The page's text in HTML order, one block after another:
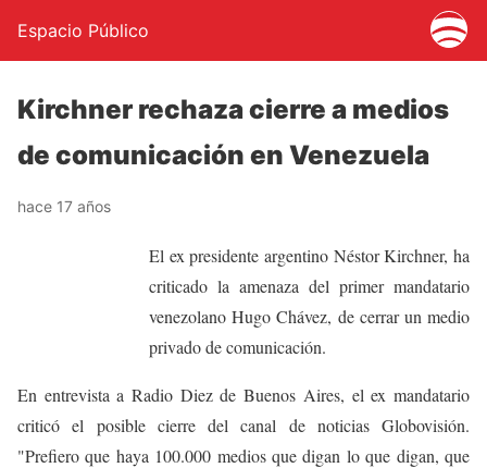
Espacio Público
Kirchner rechaza cierre a medios
de comunicación en Venezuela
hace 17 años
El ex presidente argentino Néstor Kirchner, ha
criticado la amenaza del primer mandatario
venezolano Hugo Chávez, de cerrar un medio
privado de comunicación.
En entrevista a Radio Diez de Buenos Aires, el ex mandatario
criticó el posible cierre del canal de noticias Globovisión.
"Prefiero que haya 100.000 medios que digan lo que digan, que